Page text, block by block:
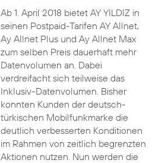
Ab 1. April 2018 bietet AY YILDIZ in
seinen Postpaid-Tarifen AY Allnet,
Ay Allnet Plus und Ay Allnet Max
zum selben Preis dauerhaft mehr
Datenvolumen an. Dabei
verdreifacht sich teilweise das
Inklusiv-Datenvolumen. Bisher
konnten Kunden der deutsch-
türkischen Mobilfunkmarke die
deutlich verbesserten Konditionen
im Rahmen von zeitlich begrenzten
Aktionen nutzen. Nun werden die